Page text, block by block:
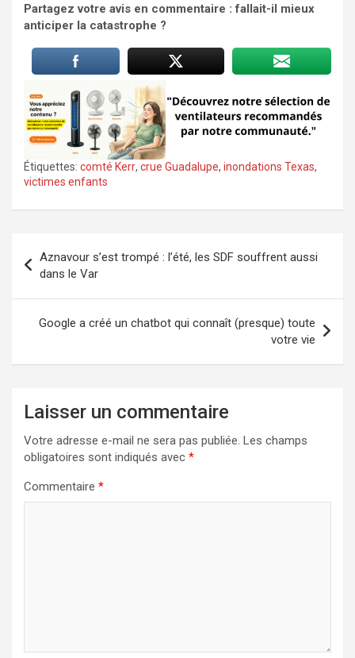
Partagez votre avis en commentaire : fallait-il mieux
anticiper la catastrophe ?
Étiquettes: comté Kerr, crue Guadalupe, inondations Texas,
victimes enfants
de
l’article
Aznavour s’est trompé : l’été, les SDF souffrent aussi
dans le Var
Google a créé un chatbot qui connaît (presque) toute
votre vie
Laisser un commentaire
Votre adresse e-mail ne sera pas publiée. Les champs
obligatoires sont indiqués avec *
Commentaire *